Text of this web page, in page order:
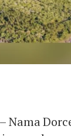
Nama